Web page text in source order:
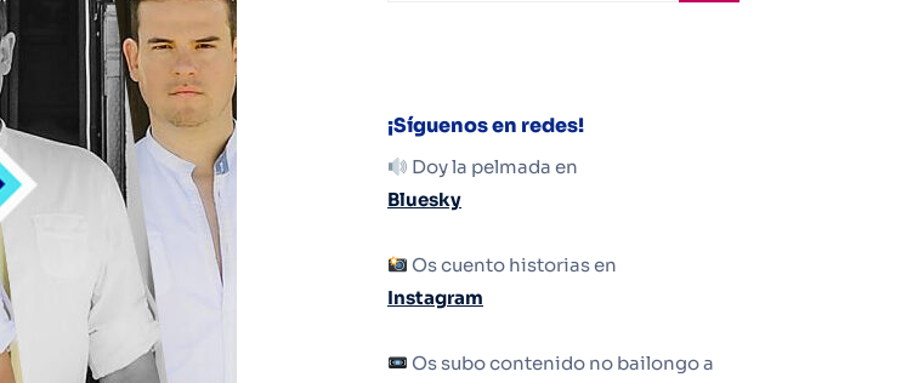
¡Síguenos en redes!
Doy la pelmada en
Bluesky
Os cuento historias en
Instagram
Os subo contenido no bailongo a